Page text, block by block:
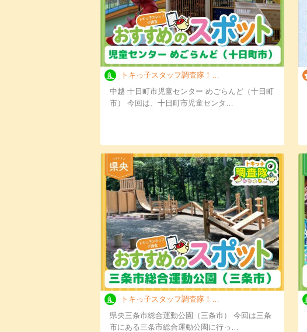
トキっ子スタッフ調査隊！十日町市児童センター …
中越 十日町市児童センター めごらんど（十日町
市） 今回は、十日町市児童センタ…
トキっ子スタッフ調査隊！三条市総合運動公園（…
県央三条市総合運動公園（三条市） 今回は三条
市にある三条市総合運動公園に行っ…